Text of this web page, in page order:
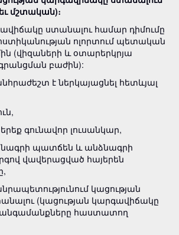
մշտական)։
ստանալու համար դիմումը
ոլորտում պետական
(վիզաների և օտարերկրյա
բաժին):
է ներկայացնել հետևյալ
գունավոր լուսանկար,
պատճեն և անձնագրի
վավերացված հայերեն
կացության
(կացության կարգավիճակը
հաստատող